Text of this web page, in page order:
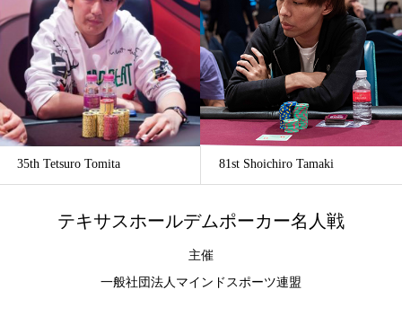
35th Tetsuro Tomita 81st Shoichiro Tamaki
テキサスホールデムポーカー名人戦
主催
一般社団法人マインドスポーツ連盟